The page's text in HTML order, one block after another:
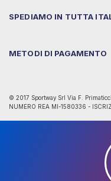
SPEDIAMO IN TUTTA
METODI DI PAGAMENTO
© 2017 Sportway Srl Via F.
NUMERO REA MI-1580336 -